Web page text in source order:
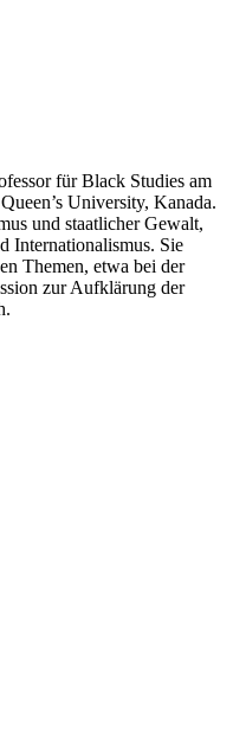
für Black Studies am
University, Kanada.
und staatlicher Gewalt,
Internationalismus. Sie
Themen, etwa bei der
zur Aufklärung der